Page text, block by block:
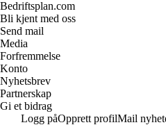
Bedriftsplan.com
Bli kjent med oss
Send mail
Media
Forfremmelse
Konto
Nyhetsbrev
Partnerskap
Gi et bidrag
Logg påOpprett profilMail